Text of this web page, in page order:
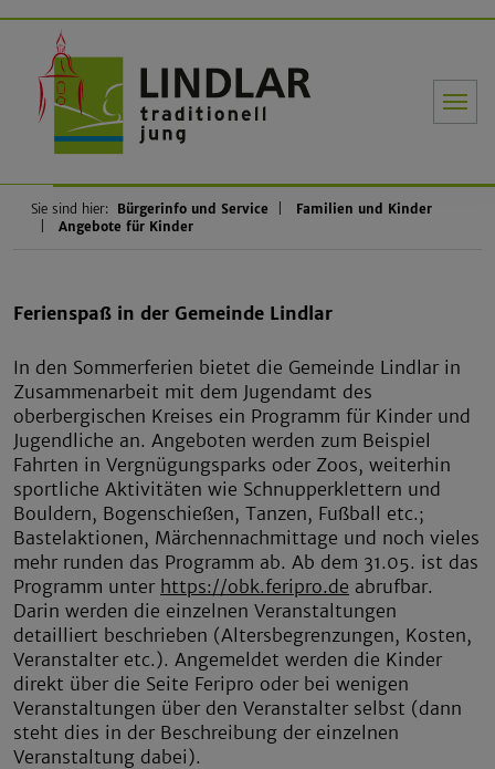
Sie sind hier: Bürgerinfo und Service
Familien und Kinder
Angebote für Kinder
Ferienspaß in der Gemeinde Lindlar
In den Sommerferien bietet die Gemeinde Lindlar in
Zusammenarbeit mit dem Jugendamt des
oberbergischen Kreises ein Programm für Kinder und
Jugendliche an. Angeboten werden zum Beispiel
Fahrten in Vergnügungsparks oder Zoos, weiterhin
sportliche Aktivitäten wie Schnupperklettern und
Bouldern, Bogenschießen, Tanzen, Fußball etc.;
Bastelaktionen, Märchennachmittage und noch vieles
mehr runden das Programm ab. Ab dem 31.05. ist das
Programm unter https://obk.feripro.de abrufbar.
Darin werden die einzelnen Veranstaltungen
detailliert beschrieben (Altersbegrenzungen, Kosten,
Veranstalter etc.). Angemeldet werden die Kinder
direkt über die Seite Feripro oder bei wenigen
Veranstaltungen über den Veranstalter selbst (dann
steht dies in der Beschreibung der einzelnen
Veranstaltung dabei).